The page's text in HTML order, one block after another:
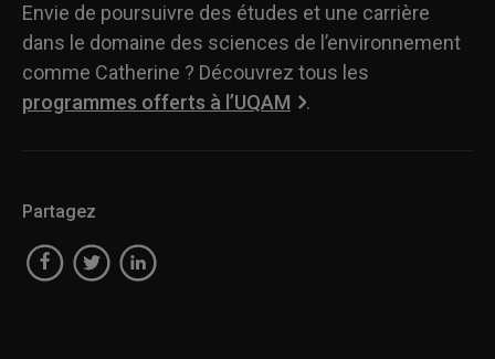
Envie de poursuivre des études et une carrière
dans le domaine des sciences de l’environnement
comme Catherine ? Découvrez tous les
programmes offerts à l’UQAM
.
Partagez